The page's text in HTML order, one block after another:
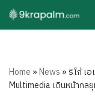
Skip
Home »News »ริโก้ เ
Multimedia เดินหน้ากล